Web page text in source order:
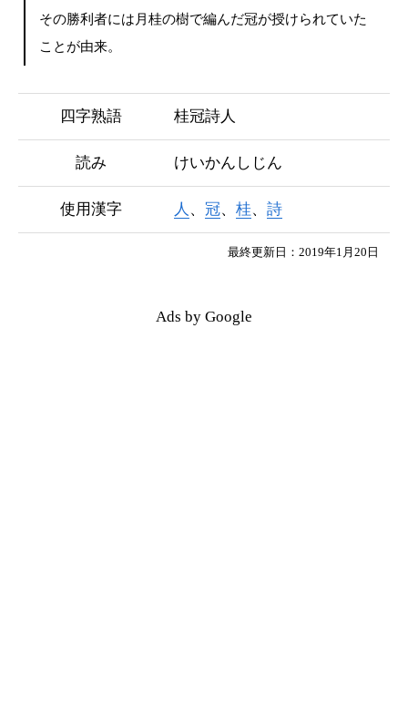
その勝利者には月桂の樹で編んだ冠が授けられていた
ことが由来。
四字熟語 桂冠詩人
読み けいかんしじん
使用漢字 人 、 冠、 桂、 詩
最終更新日：2019年1月20日
Ads by Google